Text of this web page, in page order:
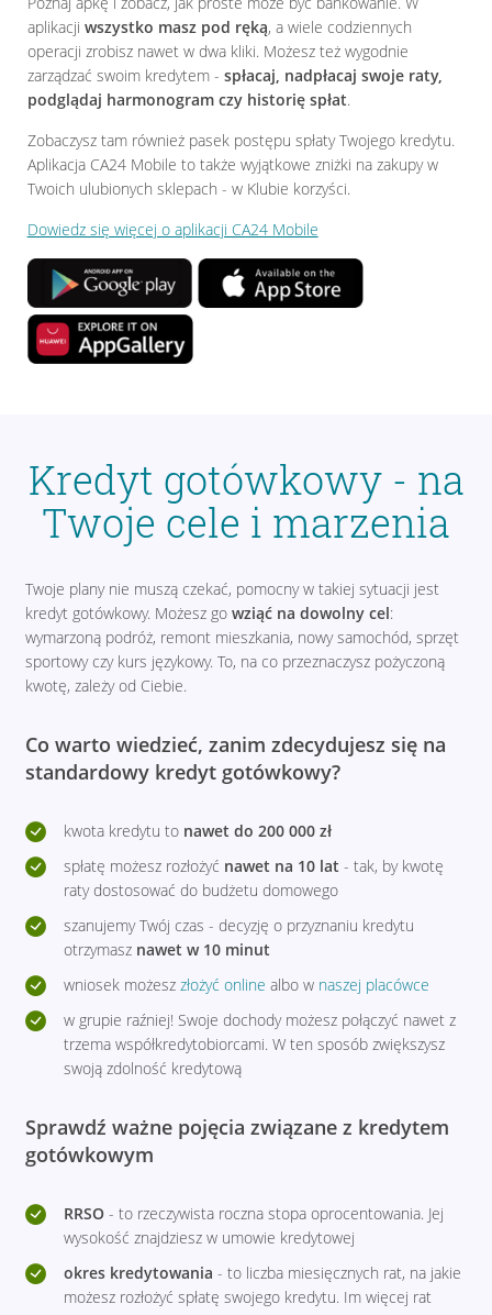
aplikacji wszystko masz pod ręką, a wiele codziennych
operacji zrobisz nawet w dwa kliki. Możesz też wygodnie
zarządzać swoim kredytem - spłacaj, nadpłacaj swoje raty,
podglądaj harmonogram czy historię spłat.
Zobaczysz tam również pasek postępu spłaty Twojego kredytu.
Aplikacja CA24 Mobile to także wyjątkowe zniżki na zakupy w
Twoich ulubionych sklepach - w Klubie korzyści.
Dowiedz się więcej o aplikacji CA24 Mobile
Kredyt gotówkowy - na
Twoje cele i marzenia
Twoje plany nie muszą czekać, pomocny w takiej sytuacji jest
kredyt gotówkowy. Możesz go wziąć na dowolny cel:
wymarzoną podróż, remont mieszkania, nowy samochód, sprzęt
sportowy czy kurs językowy. To, na co przeznaczysz pożyczoną
kwotę, zależy od Ciebie.
Co warto wiedzieć, zanim zdecydujesz się na
standardowy kredyt gotówkowy?
kwota kredytu to nawet do 200 000 zł
spłatę możesz rozłożyć nawet na 10 lat - tak, by kwotę
raty dostosować do budżetu domowego
szanujemy Twój czas - decyzję o przyznaniu kredytu
otrzymasz nawet w 10 minut
wniosek możesz złożyć online albo w naszej placówce
w grupie raźniej! Swoje dochody możesz połączyć nawet z
trzema współkredytobiorcami. W ten sposób zwiększysz
swoją zdolność kredytową
Sprawdź ważne pojęcia związane z kredytem
gotówkowym
RRSO- to rzeczywista roczna stopa oprocentowania. Jej
wysokość znajdziesz w umowie kredytowej
okres kredytowania - to liczba miesięcznych rat, na jakie
możesz rozłożyć spłatę swojego kredytu. Im więcej rat